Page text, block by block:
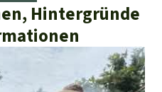
Hintergründe